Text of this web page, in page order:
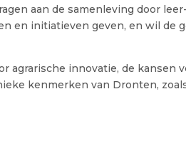
aan de samenleving door
en initiatieven geven, en wil de
agrarische innovatie, de kansen
kenmerken van Dronten,